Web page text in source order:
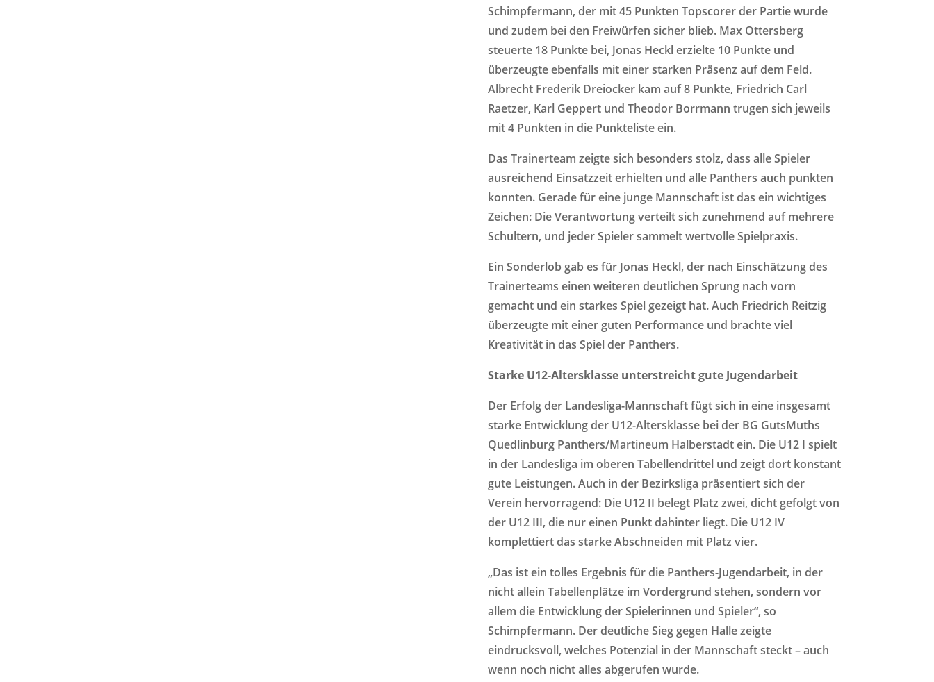
Schimpfermann, der mit 45 Punkten Topscorer der Partie wurde
und zudem bei den Freiwürfen sicher blieb. Max Ottersberg
steuerte 18 Punkte bei, Jonas Heckl erzielte 10 Punkte und
überzeugte ebenfalls mit einer starken Präsenz auf dem Feld.
Albrecht Frederik Dreiocker kam auf 8 Punkte, Friedrich Carl
Raetzer, Karl Geppert und Theodor Borrmann trugen sich jeweils
mit 4 Punkten in die Punkteliste ein.
Das Trainerteam zeigte sich besonders stolz, dass alle Spieler
ausreichend Einsatzzeit erhielten und alle Panthers auch punkten
konnten. Gerade für eine junge Mannschaft ist das ein wichtiges
Zeichen: Die Verantwortung verteilt sich zunehmend auf mehrere
Schultern, und jeder Spieler sammelt wertvolle Spielpraxis.
Ein Sonderlob gab es für Jonas Heckl, der nach Einschätzung des
Trainerteams einen weiteren deutlichen Sprung nach vorn
gemacht und ein starkes Spiel gezeigt hat. Auch Friedrich Reitzig
überzeugte mit einer guten Performance und brachte viel
Kreativität in das Spiel der Panthers.
Starke U12-Altersklasse unterstreicht gute Jugendarbeit
Der Erfolg der Landesliga-Mannschaft fügt sich in eine insgesamt
starke Entwicklung der U12-Altersklasse bei der BG GutsMuths
Quedlinburg Panthers/Martineum Halberstadt ein. Die U12 I spielt
in der Landesliga im oberen Tabellendrittel und zeigt dort konstant
gute Leistungen. Auch in der Bezirksliga präsentiert sich der
Verein hervorragend: Die U12 II belegt Platz zwei, dicht gefolgt von
der U12 III, die nur einen Punkt dahinter liegt. Die U12 IV
komplettiert das starke Abschneiden mit Platz vier.
„Das ist ein tolles Ergebnis für die Panthers-Jugendarbeit, in der
nicht allein Tabellenplätze im Vordergrund stehen, sondern vor
allem die Entwicklung der Spielerinnen und Spieler“, so
Schimpfermann. Der deutliche Sieg gegen Halle zeigte
eindrucksvoll, welches Potenzial in der Mannschaft steckt – auch
wenn noch nicht alles abgerufen wurde.